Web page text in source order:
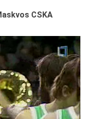
CSKA